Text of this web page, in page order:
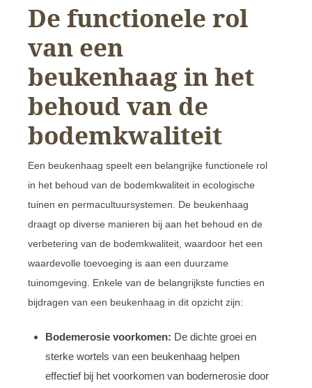
De functionele rol
van een
beukenhaag in het
behoud van de
bodemkwaliteit
Een beukenhaag speelt een belangrijke functionele rol
in het behoud van de bodemkwaliteit in ecologische
tuinen en permacultuursystemen. De beukenhaag
draagt op diverse manieren bij aan het behoud en de
verbetering van de bodemkwaliteit, waardoor het een
waardevolle toevoeging is aan een duurzame
tuinomgeving. Enkele van de belangrijkste functies en
bijdragen van een beukenhaag in dit opzicht zijn:
Bodemerosie voorkomen: De dichte groei en
sterke wortels van een beukenhaag helpen
effectief bij het voorkomen van bodemerosie door